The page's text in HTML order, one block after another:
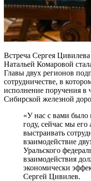
Встреча Сергея
Натальей Комаровой
Главы двух регионов
сотрудничестве, в
исполнение поручения в
Сибирской железной
«У нас с вами было
году, сейчас мы его
выстраивать
взаимодействие
Уральского
взаимодействия
экономически
Сергей Цивилев.